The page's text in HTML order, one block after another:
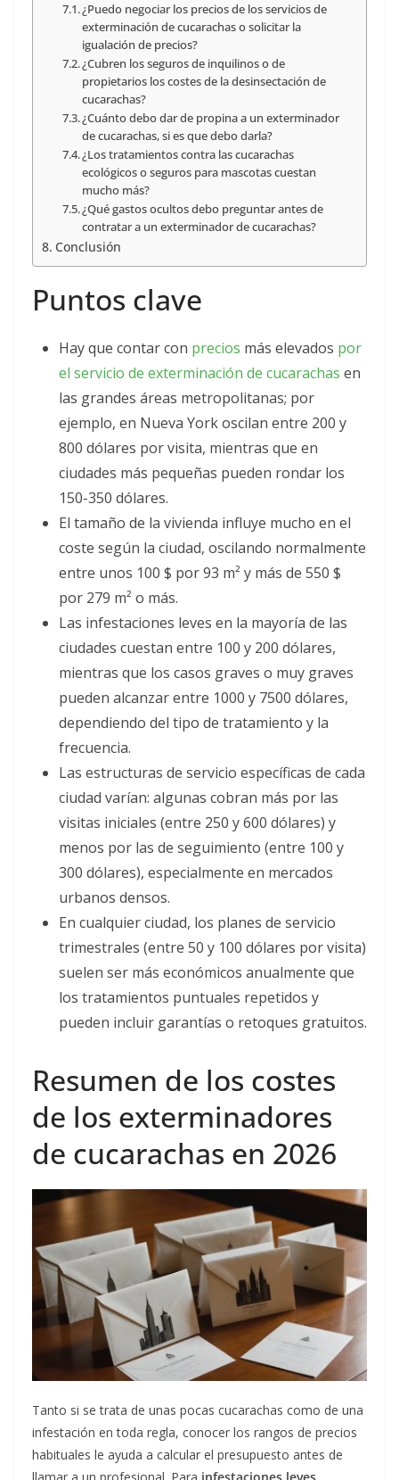
¿Puedo negociar los precios de los servicios de
exterminación de cucarachas o solicitar la
igualación de precios?
¿Cubren los seguros de inquilinos o de
propietarios los costes de la desinsectación de
cucarachas?
¿Cuánto debo dar de propina a un exterminador
de cucarachas, si es que debo darla?
¿Los tratamientos contra las cucarachas
ecológicos o seguros para mascotas cuestan
mucho más?
¿Qué gastos ocultos debo preguntar antes de
contratar a un exterminador de cucarachas?
Conclusión
Puntos clave
Hay que contar con precios más elevados por
el servicio de exterminación de cucarachas en
las grandes áreas metropolitanas; por
ejemplo, en Nueva York oscilan entre 200 y
800 dólares por visita, mientras que en
ciudades más pequeñas pueden rondar los
150-350 dólares.
El tamaño de la vivienda influye mucho en el
coste según la ciudad, oscilando normalmente
entre unos 100 $ por 93 m² y más de 550 $
por 279 m² o más.
Las infestaciones leves en la mayoría de las
ciudades cuestan entre 100 y 200 dólares,
mientras que los casos graves o muy graves
pueden alcanzar entre 1000 y 7500 dólares,
dependiendo del tipo de tratamiento y la
frecuencia.
Las estructuras de servicio específicas de cada
ciudad varían: algunas cobran más por las
visitas iniciales (entre 250 y 600 dólares) y
menos por las de seguimiento (entre 100 y
300 dólares), especialmente en mercados
urbanos densos.
En cualquier ciudad, los planes de servicio
trimestrales (entre 50 y 100 dólares por visita)
suelen ser más económicos anualmente que
los tratamientos puntuales repetidos y
pueden incluir garantías o retoques gratuitos.
Resumen de los costes
de los exterminadores
de cucarachas en 2026
Tanto si se trata de unas pocas cucarachas como de una
infestación en toda regla, conocer los rangos de precios
habituales le ayuda a calcular el presupuesto antes de